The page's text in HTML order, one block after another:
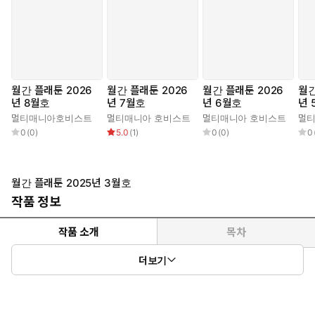
월간 플래툰 2026
년 8월호
멀티매니아호비스트
0 (0)
월간 플래툰 2026
년 7월호
멀티매니아 호비스트
5.0 (1)
월간 플래툰 2026
년 6월호
멀티매니아 호비스트
0 (0)
월
년
멀
0
월간 플래툰 2025년 3월호
작품 정보
작품 소개 목차
더보기